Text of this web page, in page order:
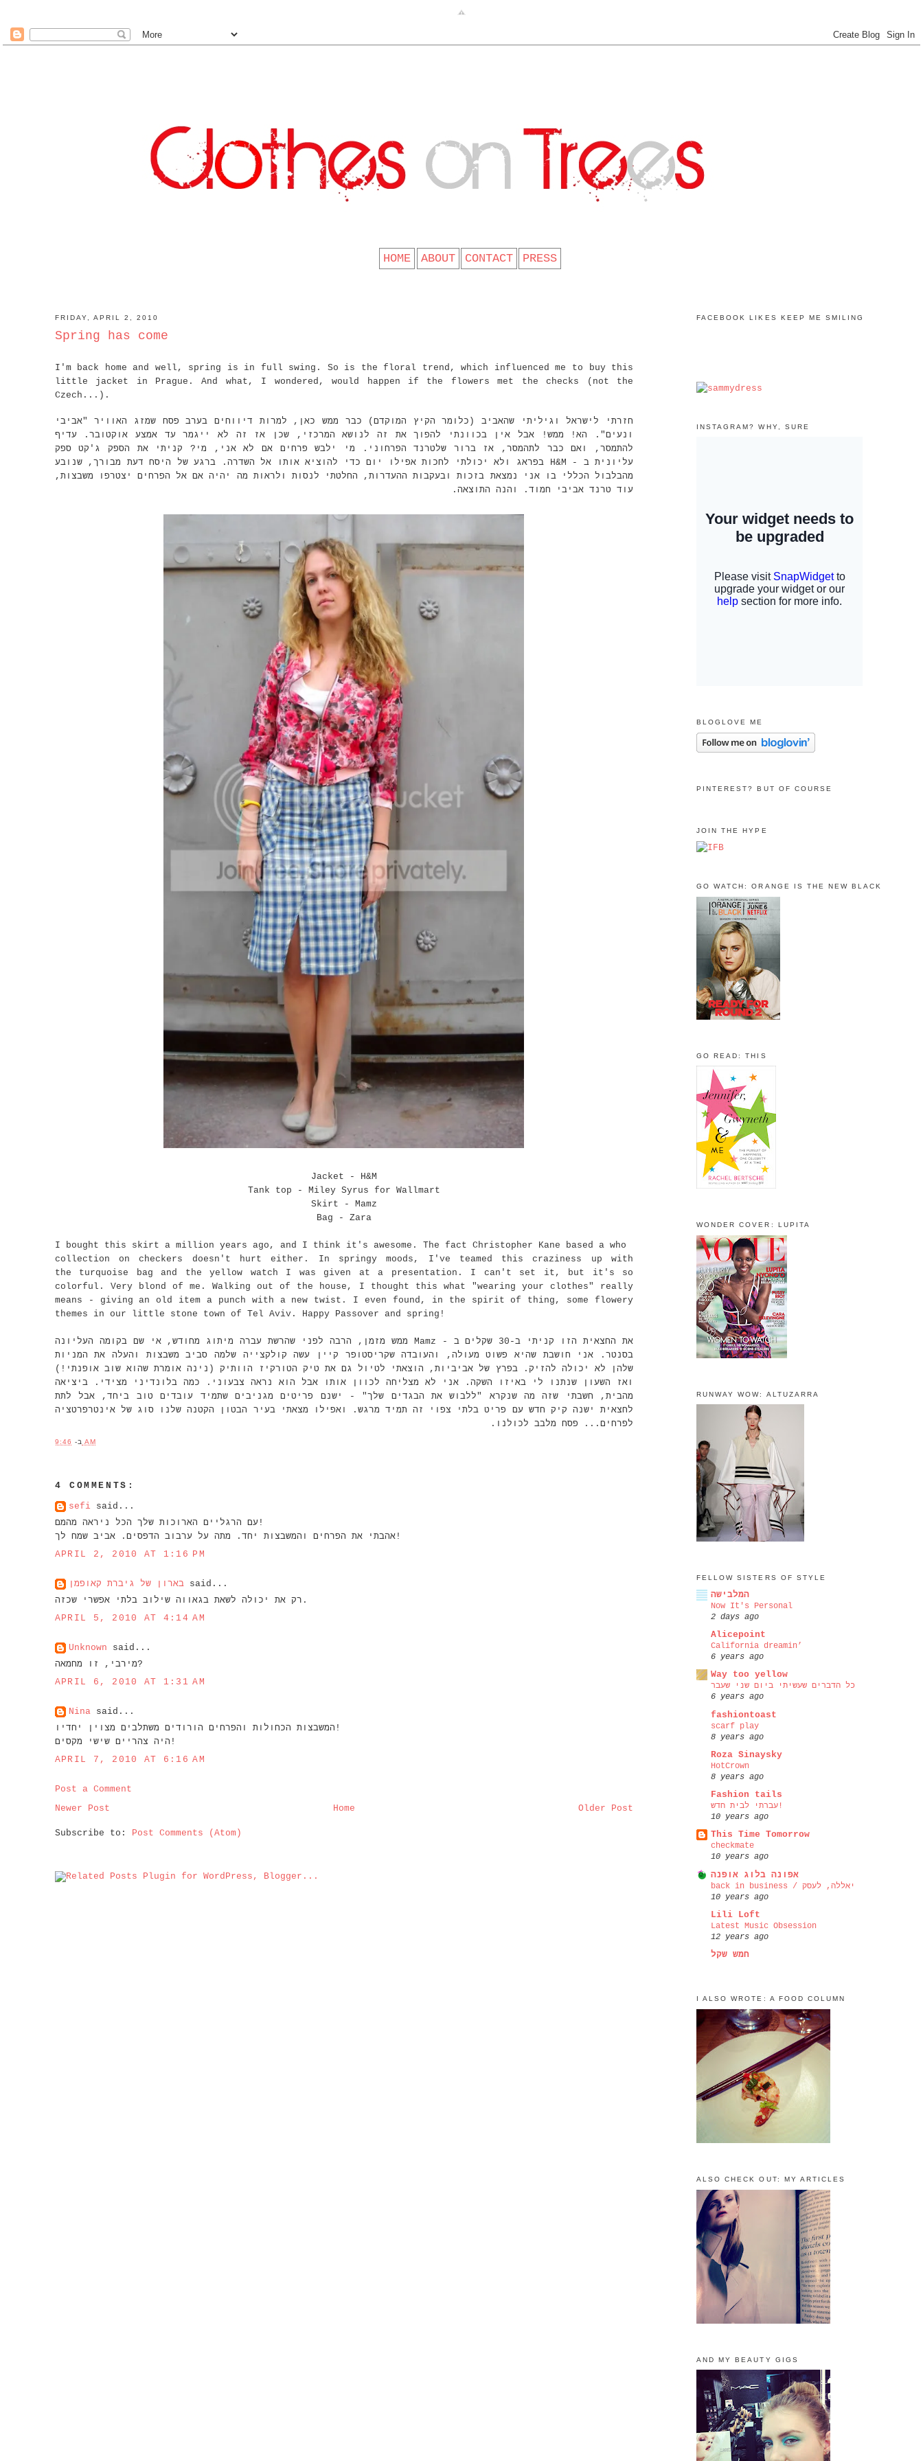
HOME ABOUT CONTACT PRESS
FRIDAY, APRIL 2, 2010
Spring has come
I'm back home and well, spring is in full swing. So is the floral trend, which influenced me to buy this
little jacket in Prague. And what, I wondered, would happen if the flowers met the checks (not the
Czech...).
חזרתי לישראל וגיליתי שהאביב (כלומר הקיץ המוקדם) כבר ממש כאן, למרות דיווחים בערב פסח שמזג האוויר "אביבי
ונעים". הא! ממש! אבל אין בכוונתי להפוך את זה לנושא המרכזי, שכן אז זה לא ייגמר עד אמצע אוקטובר. עדיף
להתמסר, ואם כבר לתהמסר, אז ברור שלטרנד הפרחוני. מי ילבש פרחים אם לא אני, מי? קניתי את הספק ג'קט ספק
עליונית ב - H&M בפראג ולא יכולתי לחכות אפילו יום כדי להוציא אותו אל השדרה. ברגע של היסח דעת מבורך, שנובע
מהבלבול הכללי בו אני נמצאת בזכות ובעקבות ההעדרות, החלטתי לנסות ולראות מה יהיה אם אל הפרחים יצטרפו משבצות,
עוד טרנד אביבי חמוד. והנה התוצאה.
Jacket - H&M
Tank top - Miley Syrus for Wallmart
Skirt - Mamz
Bag - Zara
I bought this skirt a million years ago, and I think it's awesome. The fact Christopher Kane based a who
collection on checkers doesn't hurt either. In springy moods, I've teamed this craziness up with
the turquoise bag and the yellow watch I was given at a presentation. I can't set it, but it's so
colorful. Very blond of me. Walking out of the house, I thought this what "wearing your clothes" really
means - giving an old item a punch with a new twist. I even found, in the spirit of thing, some flowery
themes in our little stone town of Tel Aviv. Happy Passover and spring!
את החצאית הזו קניתי ב-30 שקלים ב - Mamz ממש מזמן, הרבה לפני שהרשת עברה מיתוג מחודש, אי שם בקומה העליונה
בסנטר. אני חושבת שהיא פשוט מעולה, והעובדה שקריסטופר קיין עשה קולקצייה שלמה סביב משבצות והעלה את המניות
שלהן לא יכולה להזיק. בפרץ של אביביות, הוצאתי לטיול גם את טיק הטורקיז הוותיק (נינה אומרת שהוא שוב אופנתי!)
ואז השעון שנתנו לי באיזו השקה. אני לא מצליחה לכוון אותו אבל הוא נראה צבעוני. כמה בלונדיני מצידי. ביציאה
מהבית, חשבתי שזה מה שנקרא "ללבוש את הבגדים שלך" - ישנם פריטים מגניבים שתמיד עובדים טוב ביחד, אבל לתת
לחצאית ישנה קיק חדש עם פריט בלתי צפוי זה תמיד מרגש. ואפילו מצאתי בעיר הבטון הקטנה שלנו סוג של אינטרפרטציה
לפרחים... פסח מלבב לכולנו.
ב- 9:46 AM
4 COMMENTS:
sefi said...
עם הרגליים הארוכות שלך הכל ניראה מהמם!
אהבתי את הפרחים והמשבצות יחד. מתה על ערבוב הדפסים. אביב שמח לך!
APRIL 2, 2010 AT 1:16 PM
בארון של גיברת קאופמןsaid...
רק את יכולה לשאת בגאווה שילוב בלתי אפשרי שכזה.
APRIL 5, 2010 AT 4:14 AM
Unknown said...
מירבי, זו מחמאה?
APRIL 6, 2010 AT 1:31 AM
Ninasaid...
המשבצות הכחולות והפרחים הורודים משתלבים מצוין יחדיו!
היה צהריים שישי מקסים!
APRIL 7, 2010 AT 6:16 AM
Post a Comment
Newer Post
Older Post
Home
Subscribe to: Post Comments (Atom)
FACEBOOK LIKES KEEP ME SMILING
INSTAGRAM? WHY, SURE
BLOGLOVE ME
PINTEREST? BUT OF COURSE
JOIN THE HYPE
GO WATCH: ORANGE IS THE NEW BLACK
GO READ: THIS
WONDER COVER: LUPITA
RUNWAY WOW: ALTUZARRA
FELLOW SISTERS OF STYLE
המלבישה
Now It's Personal
2 days ago
Alicepoint
California dreamin’
6 years ago
Way too yellow
כל הדברים שעשיתי ביום שני שעבר
6 years ago
fashiontoast
scarf play
8 years ago
Roza Sinaysky
HotCrown
8 years ago
Fashion tails
עברתי לבית חדש!
10 years ago
This Time Tomorrow
checkmate
10 years ago
אפונה בלוג אופנה
back in business / יאללה, לעסק
10 years ago
Lili Loft
Latest Music Obsession
12 years ago
חמש שקל
I ALSO WROTE: A FOOD COLUMN
ALSO CHECK OUT: MY ARTICLES
AND MY BEAUTY GIGS